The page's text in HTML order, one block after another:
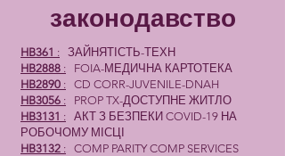
законодавство
HB361 : ЗАЙНЯТІСТЬ-ТЕХН
HB2888 :
FOIA-МЕДИЧНА КАРТОТЕКА
HB2890 : CD CORR-JUVENILE-DNAH
HB3056 :
PROP TX-ДОСТУПНЕ ЖИТЛО
HB3131 : АКТ З БЕЗПЕКИ COVID-19 НА
РОБОЧОМУ МІСЦІ
HB3132 : COMP PARITY COMP SERVICES